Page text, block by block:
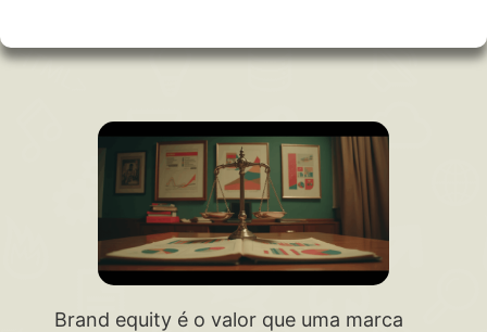
Brand equity é o valor que uma marca